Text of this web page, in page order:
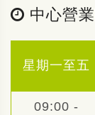
中心營
星期一至五
09:00 -